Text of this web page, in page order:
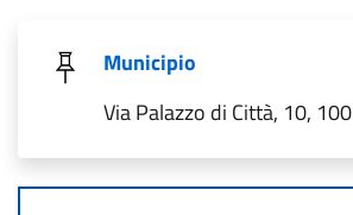
Municipio
Via Palazzo di Città, 10,